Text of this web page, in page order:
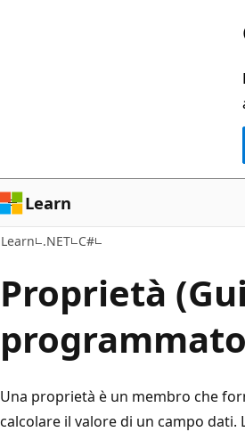
Learn
Learn .NET C#
Proprietà
Una proprietà è un membro che
calcolare il valore di un campo